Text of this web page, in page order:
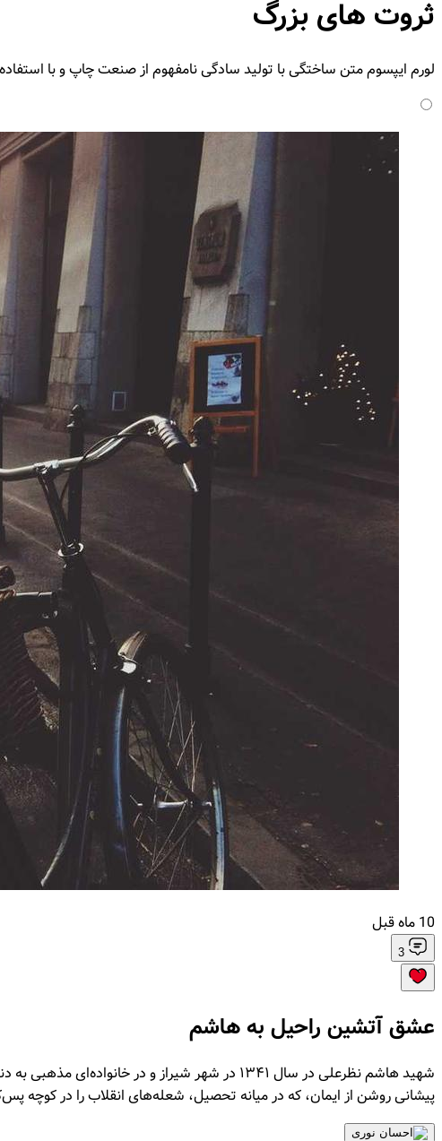
ثروت‌ های بزرگ
لورم ایپسوم متن ساختگی با تولید سادگی نامفهوم از صنعت چاپ و با
10 ماه قبل
3
عشق آتشین راحیل به هاشم
شهید هاشم نظرعلی در سال ۱۳۴۱ در شهر شیراز و
پیشانی روشن از ایمان، که در میانه تحصیل، شعله‌های انقلاب را در